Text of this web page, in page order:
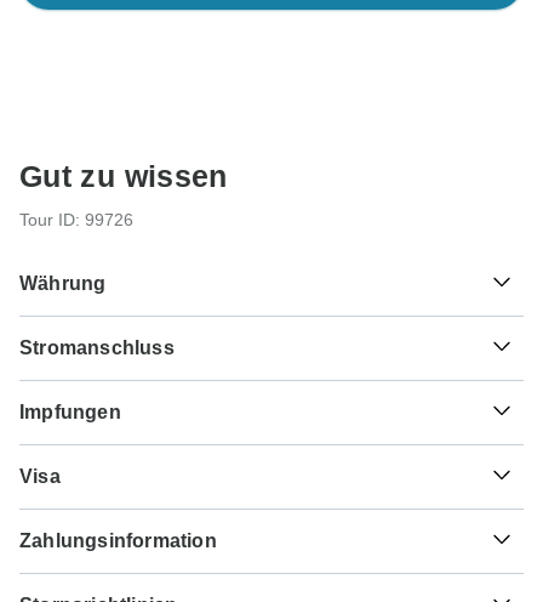
Gut zu wissen
Tour ID: 99726
Währung
฿ Thailand
Stromanschluss
Impfungen
die Schweiz. Bitte kontaktieren Sie zur Sicherheit Ihren
Arzt vor der Reise.
Typhus - Empfohlen für Thailand. Idealerweise 2 Wochen
vor Reiseantritt.
Visa
anbieten. Ob Sie ein Visum benötigen oder nicht, hängt
von Ihrer Nationalität ab und davon, wohin Sie reisen
möchten. Angenommen, Ihr Heimatland hat keine
Zahlungsinformation